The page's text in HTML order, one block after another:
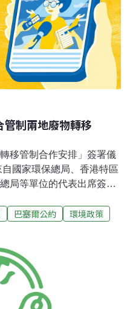
中轉站超過10年。我們也
有許多農地被用作電子廢
已經有16年歷史，但是要
題──為
管制兩地廢物轉移
移管制合作安排」簽署儀
國家環保總局、香港特區
局等單位的代表出席簽署
簽署該檔。為規範內地與
國家環保總局和香港特區
將內地與香港特區間廢物
合作安排在原備忘錄基礎
移活動出現的新動向和管
改和增加內容有：一是對
巴塞爾公約
環境政策